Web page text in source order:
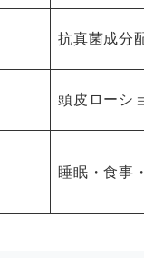
抗真菌成分
頭皮ローシ
睡眠・食事